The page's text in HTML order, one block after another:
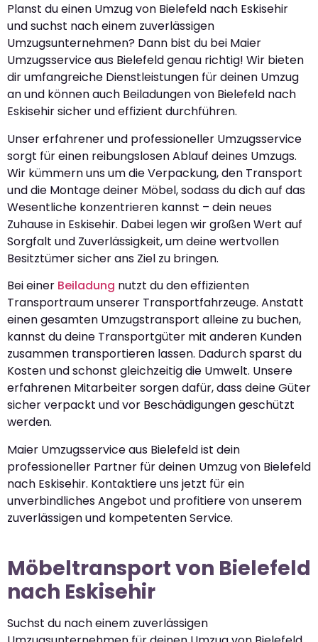
Planst du einen Umzug von Bielefeld nach Eskisehir
und suchst nach einem zuverlässigen
Umzugsunternehmen? Dann bist du bei Maier
Umzugsservice aus Bielefeld genau richtig! Wir bieten
dir umfangreiche Dienstleistungen für deinen Umzug
an und können auch Beiladungen von Bielefeld nach
Eskisehir sicher und effizient durchführen.
Unser erfahrener und professioneller Umzugsservice
sorgt für einen reibungslosen Ablauf deines Umzugs.
Wir kümmern uns um die Verpackung, den Transport
und die Montage deiner Möbel, sodass du dich auf das
Wesentliche konzentrieren kannst – dein neues
Zuhause in Eskisehir. Dabei legen wir großen Wert auf
Sorgfalt und Zuverlässigkeit, um deine wertvollen
Besitztümer sicher ans Ziel zu bringen.
Bei einer Beiladung nutzt du den effizienten
Transportraum unserer Transportfahrzeuge. Anstatt
einen gesamten Umzugstransport alleine zu buchen,
kannst du deine Transportgüter mit anderen Kunden
zusammen transportieren lassen. Dadurch sparst du
Kosten und schonst gleichzeitig die Umwelt. Unsere
erfahrenen Mitarbeiter sorgen dafür, dass deine Güter
sicher verpackt und vor Beschädigungen geschützt
werden.
Maier Umzugsservice aus Bielefeld ist dein
professioneller Partner für deinen Umzug von Bielefeld
nach Eskisehir. Kontaktiere uns jetzt für ein
unverbindliches Angebot und profitiere von unserem
zuverlässigen und kompetenten Service.
Möbeltransport von Bielefeld
nach Eskisehir
Suchst du nach einem zuverlässigen